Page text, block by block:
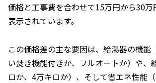
価格と工事費を合わせて15万円から30万
表示されています。
この価格差の主な要因は、給湯器の機能
い焚き機能付きか、フルオートか）や、
ロか、4万キロか）、そして省エネ性能